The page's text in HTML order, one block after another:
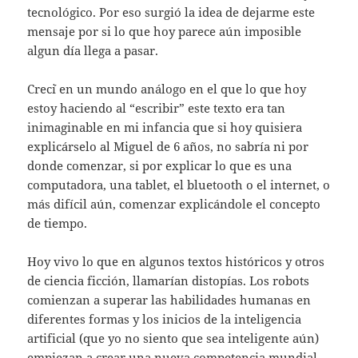
tecnológico. Por eso surgió la idea de dejarme este
mensaje por si lo que hoy parece aún imposible
algun día llega a pasar.
Crec´i en un mundo análogo en el que lo que hoy
estoy haciendo al “escribir” este texto era tan
inimaginable en mi infancia que si hoy quisiera
explicárselo al Miguel de 6 años, no sabría ni por
donde comenzar, si por explicar lo que es una
computadora, una tablet, el bluetooth o el internet, o
más difícil aún, comenzar explicándole el concepto
de tiempo.
Hoy vivo lo que en algunos textos históricos y otros
de ciencia ficción, llamarían distopías. Los robots
comienzan a superar las habilidades humanas en
diferentes formas y los inicios de la inteligencia
artificial (que yo no siento que sea inteligente aún)